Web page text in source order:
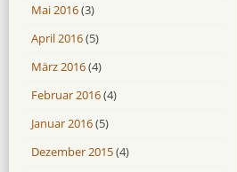
Mai 2016(3)
April 2016(5)
März 2016(4)
Februar 2016(4)
Januar 2016(5)
Dezember 2015(4)